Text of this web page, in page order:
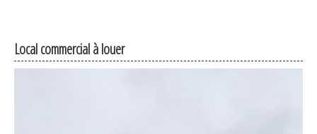
Local commercial à louer